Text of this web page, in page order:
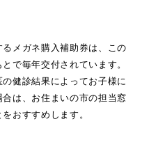
メガネ購入補助券は、この
で毎年交付されています。
健診結果によってお子様に
は、お住まいの市の担当窓
おすすめします。